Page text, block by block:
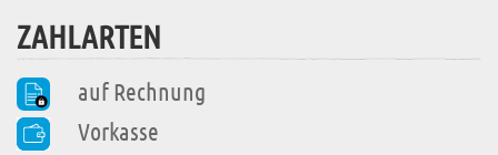
ZAHLARTEN
auf Rechnung
Vorkasse